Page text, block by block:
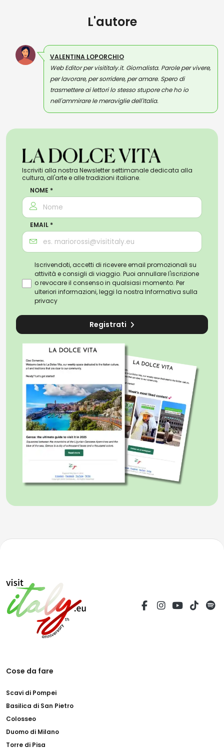
L'autore
VALENTINA LOPORCHIO
Web Editor per visititaly.it. Giornalista. Parole per vivere,
per lavorare, per sorridere, per amare. Spero di
trasmettere ai lettori lo stesso stupore che ho io
nell'ammirare le meraviglie dell'Italia.
Iscriviti alla nostra Newsletter settimanale dedicata alla
cultura, all'arte e alle tradizioni italiane.
NOME *
EMAIL *
Iscrivendoti, accetti di ricevere email promozionali su
attività e consigli di viaggio. Puoi annullare l'iscrizione
o revocare il consenso in qualsiasi momento. Per
ulteriori informazioni, leggi la nostra Informativa sulla
privacy
Registrati
Cose da fare
Scavi di Pompei
Basilica di San Pietro
Colosseo
Duomo di Milano
Torre di Pisa